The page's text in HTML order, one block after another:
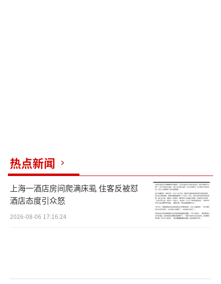
热点新闻
上海一酒店房间爬满床虱 住客反被怼
酒店态度引众怒
2026-08-06 17:16:24